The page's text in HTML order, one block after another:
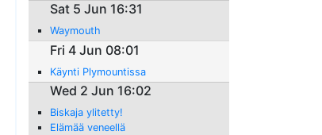
Sat 5 Jun 16:31
Waymouth
Fri 4 Jun 08:01
Käynti Plymountissa
Wed 2 Jun 16:02
Biskaja ylitetty!
Elämää veneellä